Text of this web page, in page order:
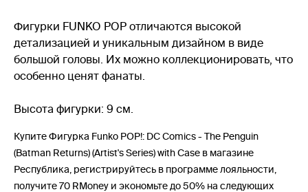
Фигурки FUNKO POP отличаются высокой
детализацией и уникальным дизайном в виде
большой головы. Их можно коллекционировать, что
особенно ценят фанаты.
Высота фигурки: 9 см.
Купите Фигурка Funko POP!: DC Comics - The Penguin
(Batman Returns) (Artist's Series) with Case в магазине
Республика, регистрируйтесь в программе лояльности,
получите 70 RMoney и экономьте до 50% на следующих